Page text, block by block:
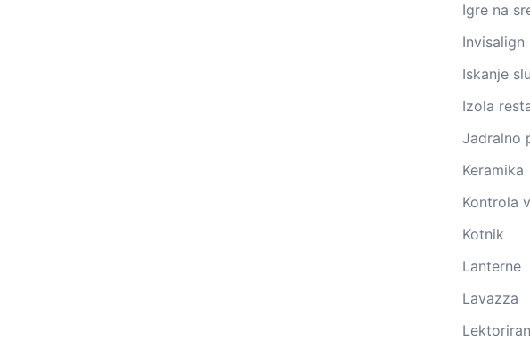
Igre na
Invisalign
Iskanje
Izola
Jadralno
Keramika
Kontrola
Kotnik
Lanterne
Lavazza